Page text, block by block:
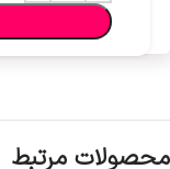
محصولات مرتبط